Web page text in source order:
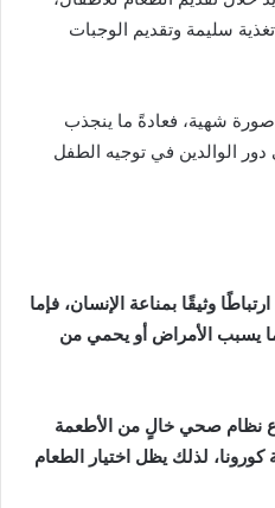
سليمة وتقديم الوجبات
شهية، فعادةً ما ينجذب
دور الوالدين في توجيه الطفل
وثيقًا بمناعة الإنسان، فإما
يسبب الأمراض أو يحمي من
نظام صحي خالٍ من الأطعمة
لذلك يظل اختيار الطعام